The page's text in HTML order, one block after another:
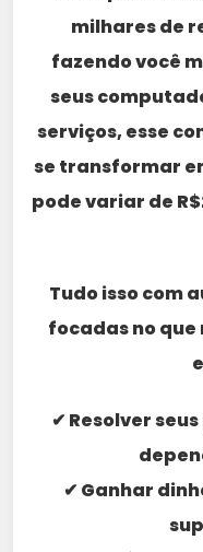
milhares de
fazendo você
seus
serviços, esse
se transformar
pode variar de
Tudo isso com
focadas no
✔ Resolver
✔ Ganhar